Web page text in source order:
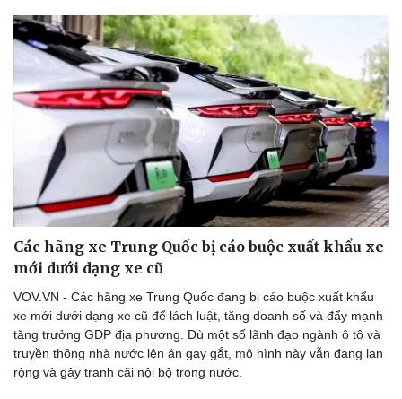
Các hãng xe Trung Quốc bị cáo buộc xuất khẩu xe
mới dưới dạng xe cũ
VOV.VN - Các hãng xe Trung Quốc đang bị cáo buộc xuất khẩu
xe mới dưới dạng xe cũ để lách luật, tăng doanh số và đẩy mạnh
tăng trưởng GDP địa phương. Dù một số lãnh đạo ngành ô tô và
truyền thông nhà nước lên án gay gắt, mô hình này vẫn đang lan
rộng và gây tranh cãi nội bộ trong nước.